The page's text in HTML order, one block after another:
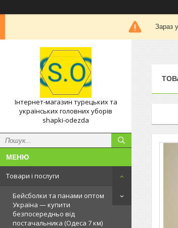
Зараз
Інтернет-магазин турецьких та
українських головних уборів
shapki-odezda
Товари і послуги
Бейсболки та панами оптом
Україна — купити
безпосередньо від
постачальника (Одеса 7 км)